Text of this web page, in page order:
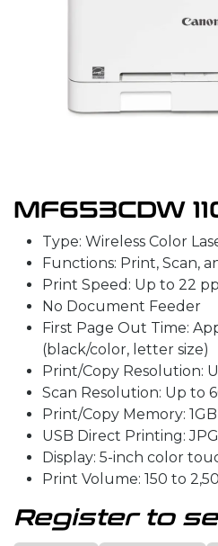
MF653CDW
Type: Wireless Color
Functions: Print, Scan,
Print Speed: Up to 22
No Document Feeder
First Page Out Time:
(black/color, letter size)
Print/Copy Resolution:
Scan Resolution: Up to
Print/Copy Memory:
USB Direct Printing:
Display: 5-inch color
Print Volume: 150 to
Register to